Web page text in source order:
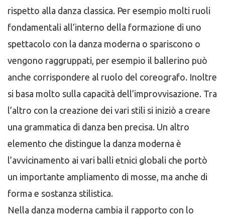
rispetto alla danza classica. Per esempio molti ruoli
fondamentali all’interno della formazione di uno
spettacolo con la danza moderna o spariscono o
vengono raggruppati, per esempio il ballerino può
anche corrispondere al ruolo del coreografo. Inoltre
si basa molto sulla capacità dell’improvvisazione. Tra
l’altro con la creazione dei vari stili si iniziò a creare
una grammatica di danza ben precisa. Un altro
elemento che distingue la danza moderna è
l’avvicinamento ai vari balli etnici globali che portò
un importante ampliamento di mosse, ma anche di
forma e sostanza stilistica.
Nella danza moderna cambia il rapporto con lo